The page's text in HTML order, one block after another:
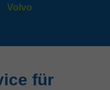
Volvo
für